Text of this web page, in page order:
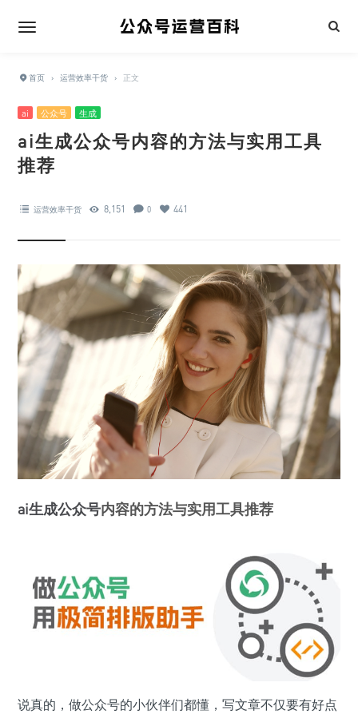
首页 › 运营效率干货 › 正文
ai 公众号 生成
ai生成公众号内容的方法与实用工具
推荐
运营效率干货 8,151 0 441
ai生成公众号内容的方法与实用工具推荐
说真的，做公众号的小伙伴们都懂，写文章不仅要有好点